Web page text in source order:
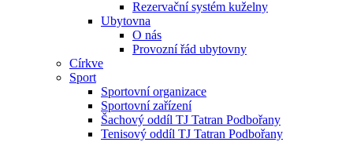
Rezervační systém kuželny
Ubytovna
O nás
Provozní řád ubytovny
Církve
Sport
Sportovní organizace
Sportovní zařízení
Šachový oddíl TJ Tatran Podbořany
Tenisový oddíl TJ Tatran Podbořany